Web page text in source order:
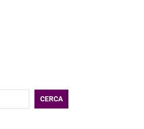
CERCA